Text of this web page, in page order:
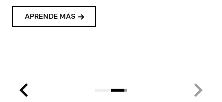
APRENDE MÁS